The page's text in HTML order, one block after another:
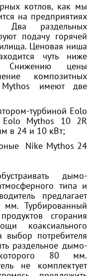
котлов, как мы
на предприятиях
Два раздельных
подачу горячей
Ценовая ниша
чуть ниже
Снижению цены
композитных
Mythos имеют две
турбиной Eolo
Mythos 10 2R
в 24 и 10 кВт;
Nike Mythos 24
дымо-
типа и
предлагает
мм. Турбированный
сгорания
коаксиального
потребителя
раздельное дымо-
80 мм.
не комплектует